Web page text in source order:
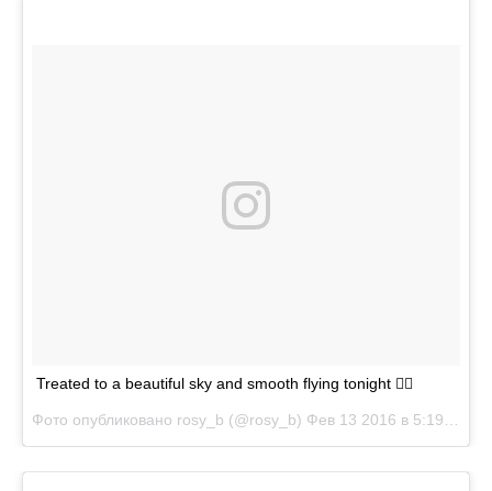
Treated to a beautiful sky and smooth flying tonight ✌🏻
Фото опубликовано rosy_b (@rosy_b) Фев 13 2016 в 5:19 PST